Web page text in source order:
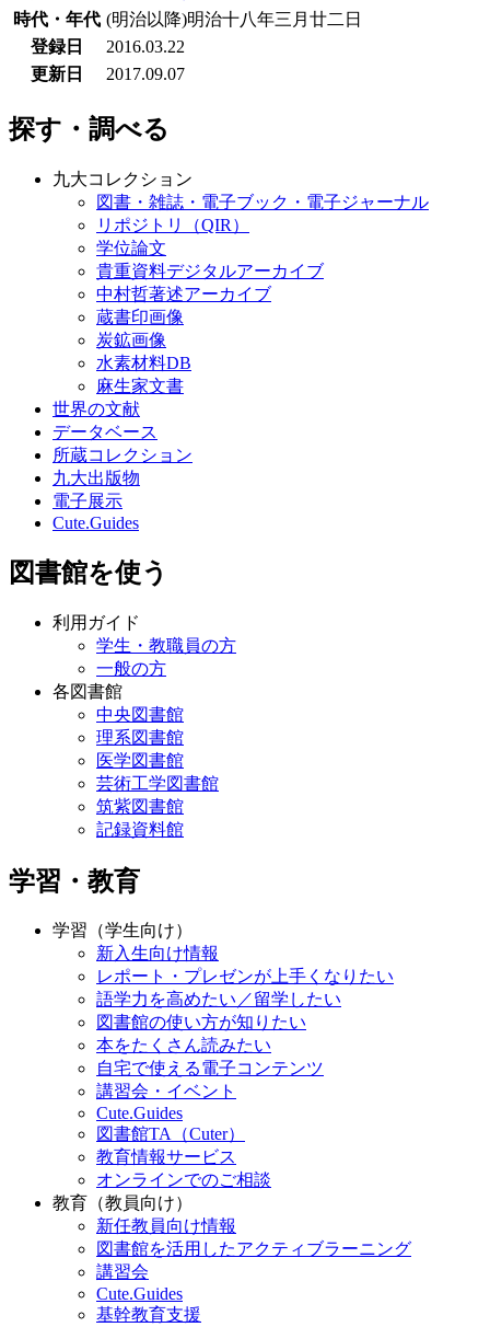
時代・年代 (明治以降)明治十八年三月廿二日
登録日
2016.03.22
更新日
2017.09.07
探す・調べる
九大コレクション
図書・雑誌・電子ブック・電子ジャーナル
リポジトリ（QIR）
学位論文
貴重資料デジタルアーカイブ
中村哲著述アーカイブ
蔵書印画像
炭鉱画像
水素材料DB
麻生家文書
世界の文献
データベース
所蔵コレクション
九大出版物
電子展示
Cute.Guides
図書館を使う
利用ガイド
学生・教職員の方
一般の方
各図書館
中央図書館
理系図書館
医学図書館
芸術工学図書館
筑紫図書館
記録資料館
学習・教育
学習（学生向け）
新入生向け情報
レポート・プレゼンが上手くなりたい
語学力を高めたい／留学したい
図書館の使い方が知りたい
本をたくさん読みたい
自宅で使える電子コンテンツ
講習会・イベント
Cute.Guides
図書館TA（Cuter）
教育情報サービス
オンラインでのご相談
教育（教員向け）
新任教員向け情報
図書館を活用したアクティブラーニング
講習会
Cute.Guides
基幹教育支援